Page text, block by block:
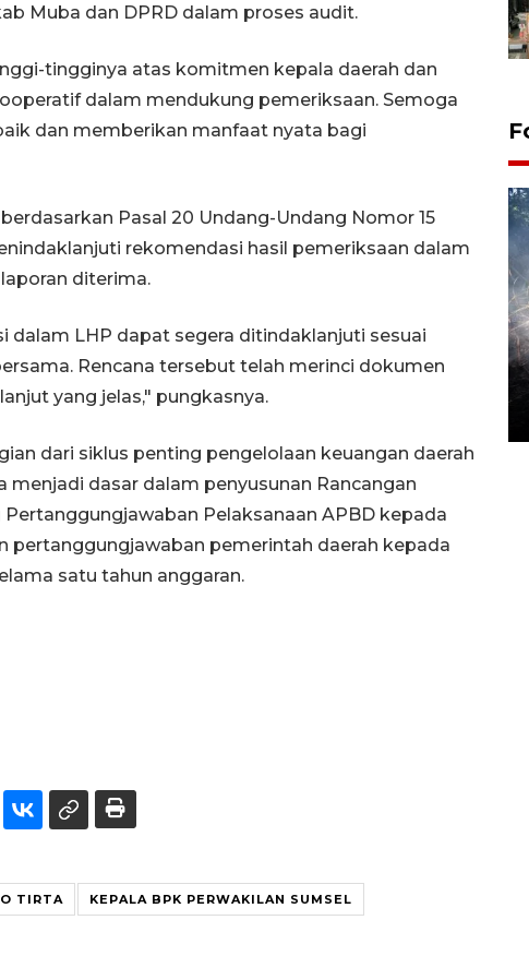
Muba dan DPRD dalam proses audit.
tingginya atas komitmen kepala daerah dan
dalam mendukung pemeriksaan. Semoga
dan memberikan manfaat nyata bagi
Pasal 20 Undang-Undang Nomor 15
rekomendasi hasil pemeriksaan dalam
diterima.
dalam LHP dapat segera ditindaklanjuti sesuai
Rencana tersebut telah merinci dokumen
yang jelas," pungkasnya.
dari siklus penting pengelolaan keuangan daerah
menjadi dasar dalam penyusunan Rancangan
Pelaksanaan APBD kepada
pertanggungjawaban pemerintah daerah kepada
satu tahun anggaran.
TIRTA KEPALA BPK PERWAKILAN SUMSEL
Alokasi anggaran untuk bibit
kopi arabika Gayo